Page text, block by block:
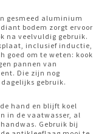
gesmeed aluminium
bodem zorgt ervoor
na veelvuldig gebruik.
inclusief inductie,
goed om te weten: kook
pannen van
Die zijn nog
gebruik.
hand en blijft koel
in de vaatwasser, al
Gebruik bij